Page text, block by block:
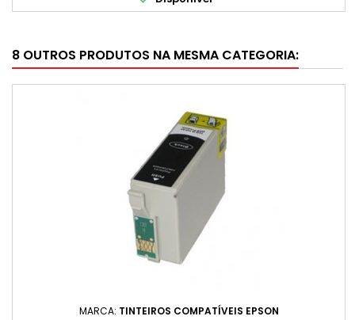
8 OUTROS PRODUTOS NA MESMA CATEGORIA:
MARCA: TINTEIROS COMPATÍVEIS EPSON